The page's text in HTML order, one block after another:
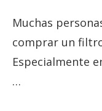
Muchas
comprar un
Especialmente
…